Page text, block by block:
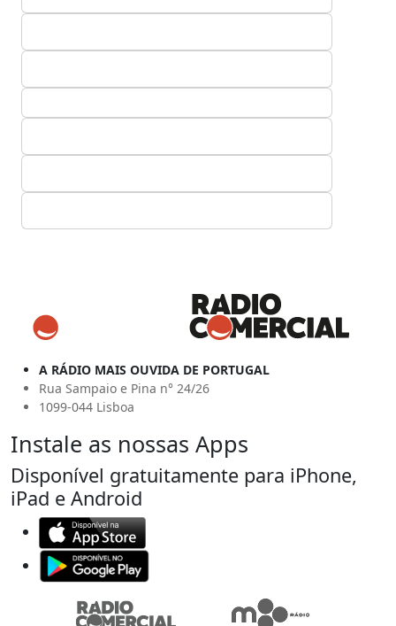
A RÁDIO MAIS OUVIDA DE PORTUGAL
Rua Sampaio e Pina n° 24/26
1099-044 Lisboa
Instale as nossas Apps
Disponível gratuitamente para iPhone,
iPad e Android